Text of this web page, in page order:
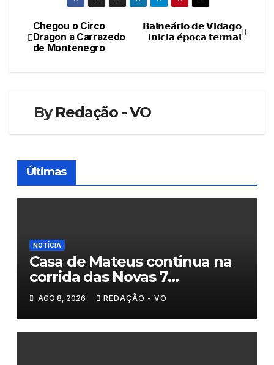
Navegação
de
𝗕𝗮𝗹𝗻𝗲𝗮́𝗿𝗶𝗼 𝗱𝗲 𝗩𝗶𝗱𝗮𝗴𝗼
𝗶𝗻𝗶𝗰𝗶𝗮 𝗲́𝗽𝗼𝗰𝗮 𝘁𝗲𝗿𝗺𝗮𝗹
Chegou o Circo
Dragon a Carrazedo
de Montenegro
ByRedação - VO
Últimas
NOTÍCIA
Casa de Mateus continua na
corrida das Novas 7
Maravilhas de Portugal
AGO 8, 2026 REDAÇÃO - VO